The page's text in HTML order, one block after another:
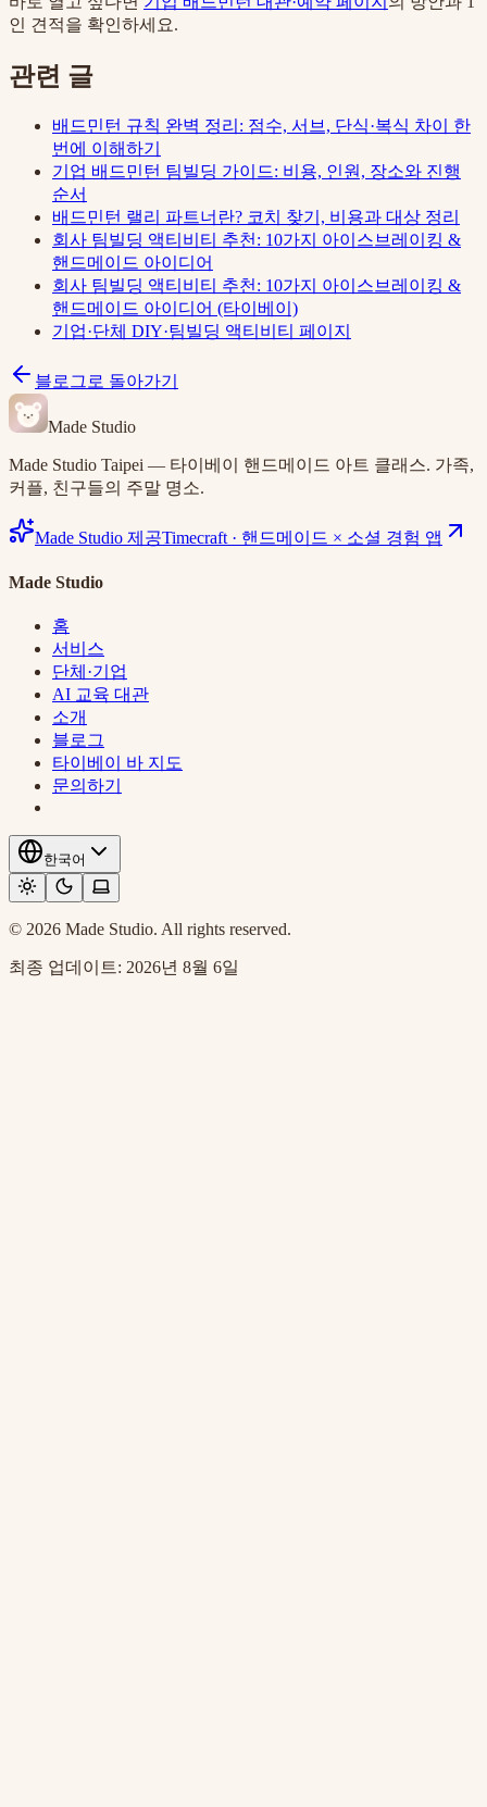
인 견적을 확인하세요.
관련 글
배드민턴 규칙 완벽 정리: 점수, 서브, 단식·복식 차이 한
번에 이해하기
기업 배드민턴 팀빌딩 가이드: 비용, 인원, 장소와 진행
순서
배드민턴 랠리 파트너란? 코치 찾기, 비용과 대상 정리
회사 팀빌딩 액티비티 추천: 10가지 아이스브레이킹 &
핸드메이드 아이디어
회사 팀빌딩 액티비티 추천: 10가지 아이스브레이킹 &
핸드메이드 아이디어 (타이베이)
기업·단체 DIY·팀빌딩 액티비티 페이지
블로그로 돌아가기
Made Studio
Made Studio Taipei — 타이베이 핸드메이드 아트 클래스. 가족,
커플, 친구들의 주말 명소.
Made Studio 제공Timecraft · 핸드메이드 × 소셜 경험 앱
Made Studio
홈
서비스
단체·기업
AI 교육 대관
소개
블로그
타이베이 바 지도
문의하기
한국어
© 2026 Made Studio. All rights reserved.
최종 업데이트: 2026년 8월 6일